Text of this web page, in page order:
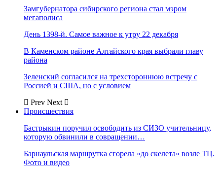
Замгубернатора сибирского региона стал мэром
мегаполиса
День 1398-й. Самое важное к утру 22 декабря
В Каменском районе Алтайского края выбрали главу
района
Зеленский согласился на трехстороннюю встречу с
Россией и США, но с условием
Prev Next
Происшествия
Бастрыкин поручил освободить из СИЗО учительницу,
которую обвинили в совращении…
Барнаульская маршрутка сгорела «до скелета» возле ТЦ.
Фото и видео